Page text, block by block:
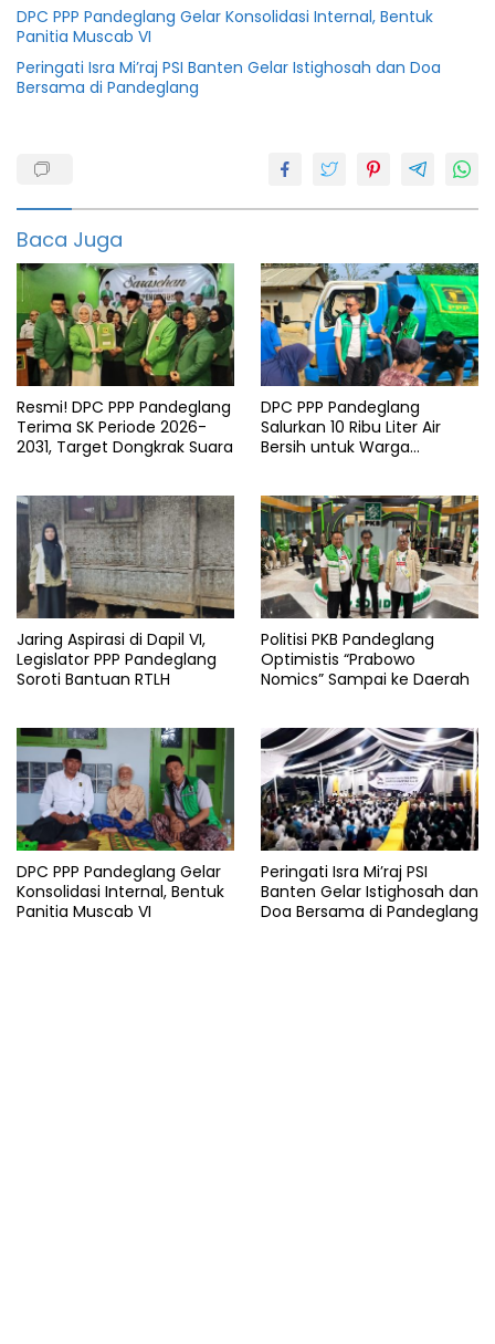
DPC PPP Pandeglang Gelar Konsolidasi Internal, Bentuk
Panitia Muscab VI
Peringati Isra Mi’raj PSI Banten Gelar Istighosah dan Doa
Bersama di Pandeglang
Kartikasari
Baca Juga
Resmi! DPC PPP Pandeglang
Terima SK Periode 2026-
2031, Target Dongkrak Suara
DPC PPP Pandeglang
Salurkan 10 Ribu Liter Air
Bersih untuk Warga
Jaring Aspirasi di Dapil VI,
Legislator PPP Pandeglang
Soroti Bantuan RTLH
Politisi PKB Pandeglang
Optimistis “Prabowo
Nomics” Sampai ke Daerah
DPC PPP Pandeglang Gelar
Konsolidasi Internal, Bentuk
Panitia Muscab VI
Peringati Isra Mi’raj PSI
Banten Gelar Istighosah dan
Doa Bersama di Pandeglang